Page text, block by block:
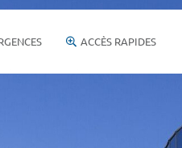
ACCÈS RAPIDES